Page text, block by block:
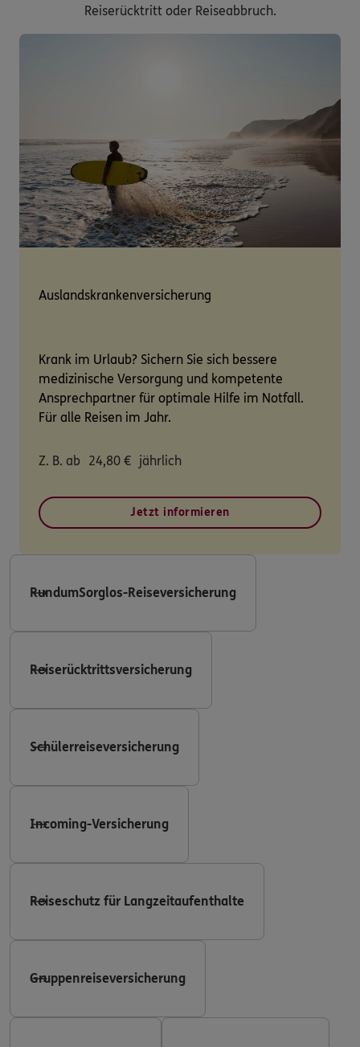
Reiserücktritt oder Reiseabbruch.
Auslandskrankenversicherung
Krank im Urlaub? Sichern Sie sich bessere
medizinische Versorgung und kompetente
Ansprechpartner für optimale Hilfe im Notfall.
Für alle Reisen im Jahr.
Z. B. ab 24,80 € jährlich
Jetzt informieren
RundumSorglos-Reiseversicherung
Reiserücktrittsversicherung
Schülerreiseversicherung
Incoming-Versicherung
Reiseschutz für Langzeitaufenthalte
Gruppenreiseversicherung